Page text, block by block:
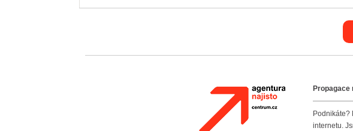
Agentura Najisto
Propagace
Podnikáte?
internetu.